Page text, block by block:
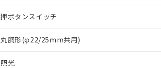
押ボタンスイッチ
丸胴形(φ22/25mm共用)
照光